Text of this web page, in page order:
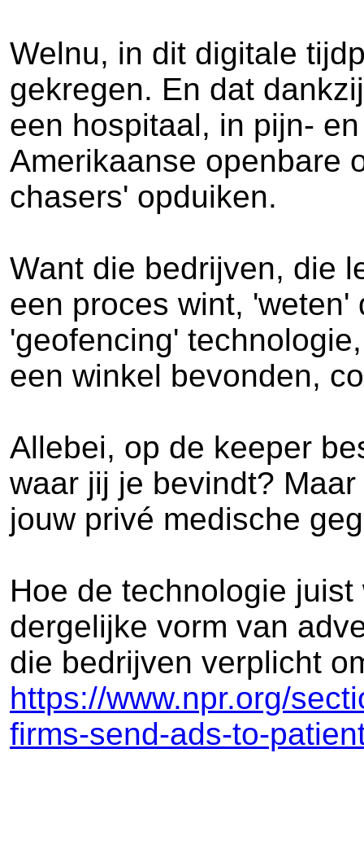
Welnu, in dit digitale
gekregen. En dat
een hospitaal, in pijn-
Amerikaanse openbare
chasers' opduiken.
Want die bedrijven, die
een proces wint,
'geofencing'
een winkel bevonden,
Allebei, op de keeper
waar jij je bevindt?
jouw privé medische
Hoe de technologie
dergelijke vorm van
die bedrijven verplicht
https://www.npr.org/
firms-send-ads-to-